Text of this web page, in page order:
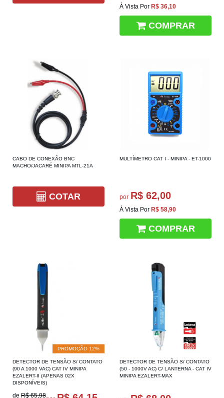
À Vista Por R$ 36,10
COMPRAR
CABO DE CONEXÃO BNC
MACHO/JACARÉ MINIPA MTL-21A
COTAR
MULTÍMETRO CAT I - MINIPA - ET-1000
por R$ 62,00
À Vista Por R$ 58,90
COMPRAR
PROMOÇÃO 12%
DETECTOR DE TENSÃO S/ CONTATO
(90 A 1000 VAC) CAT IV MINIPA
EZALERT-II (APENAS 02X
DISPONÍVEIS)
de R$ 65,98
DETECTOR DE TENSÃO S/ CONTATO
(50 - 1000V AC) C/ LANTERNA - CAT IV
MINIPA EZALERT-MAX